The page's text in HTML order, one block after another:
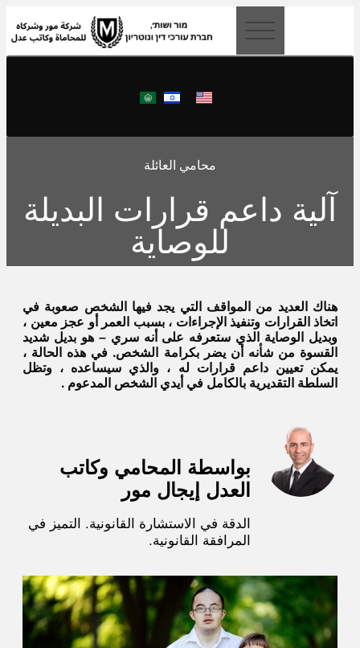
محامي العائلة
آلية داعم قرارات البديلة
للوصاية
هناك العديد من المواقف التي يجد فيها الشخص صعوبة في
اتخاذ القرارات وتنفيذ الإجراءات ، بسبب العمر أو عجز معين ،
وبديل الوصاية الذي ستعرفه على أنه سري – هو بديل شديد
القسوة من شأنه أن يضر بكرامة الشخص. في هذه الحالة ،
يمكن تعيين داعم قرارات له ، والذي سيساعده ، وتظل
السلطة التقديرية بالكامل في أيدي الشخص المدعوم .
بواسطة المحامي وكاتب
العدل إيجال مور
الدقة في الاستشارة القانونية. التميز في
المرافقة القانونية.